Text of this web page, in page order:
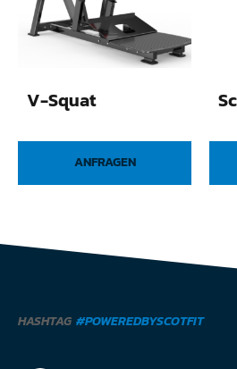
V-Squat
ANFRAGEN
HASHTAG #POWEREDBYSCOTFIT